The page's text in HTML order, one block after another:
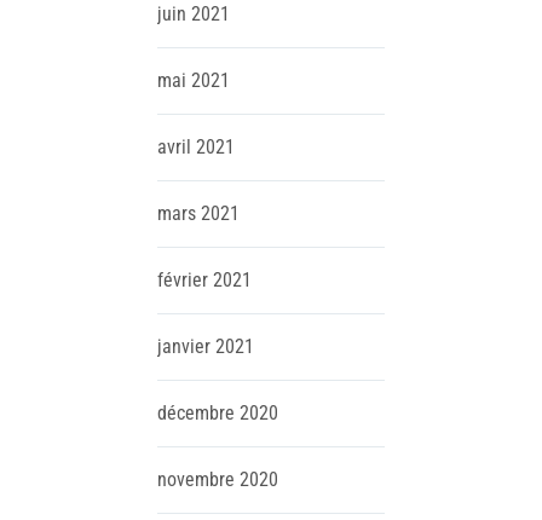
juin 2021
mai 2021
avril 2021
mars 2021
février 2021
janvier 2021
décembre 2020
novembre 2020